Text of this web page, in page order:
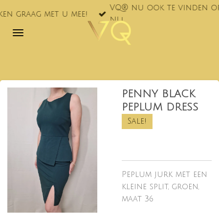
Ga
naar
met u mee!
VQ® nu ook te vinden op
NL!
PENNY BLACK
PEPLUM DRESS
Sale!
Peplum jurk met een
kleine split, groen,
maat 36